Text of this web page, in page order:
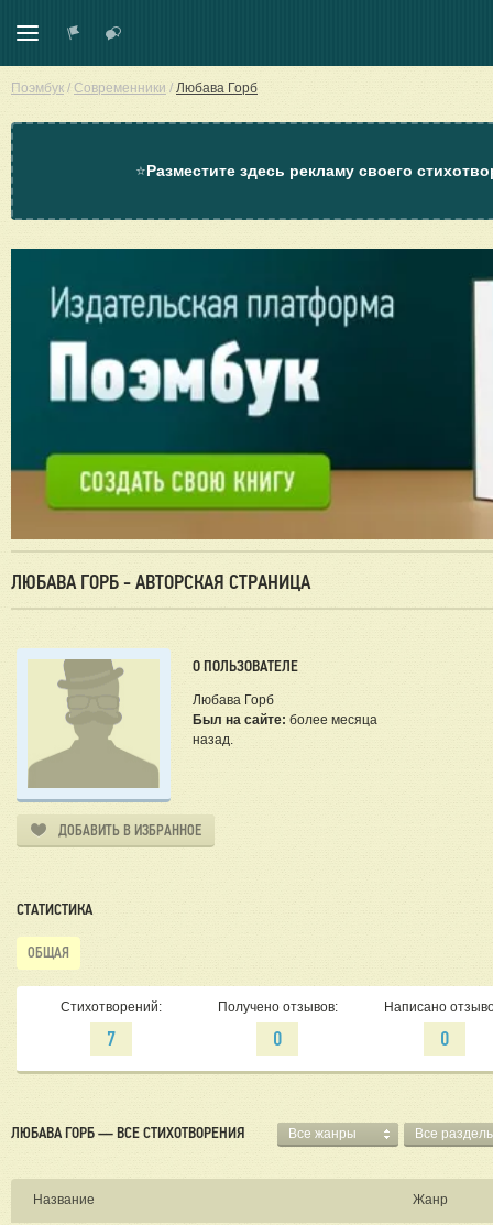
Поэмбук / Современники / Любава Горб
⭐Разместите здесь рекламу своего
ЛЮБАВА ГОРБ - АВТОРСКАЯ СТРАНИЦА
О ПОЛЬЗОВАТЕЛЕ
Любава Горб
Был на сайте: более месяца
назад.
ДОБАВИТЬ В ИЗБРАННОЕ
СТАТИСТИКА
ОБЩАЯ
Стихотворений:
7
Получено отзывов:
0
Написано
0
ЛЮБАВА ГОРБ — ВСЕ СТИХОТВОРЕНИЯ Все жанры Все
Название Жанр